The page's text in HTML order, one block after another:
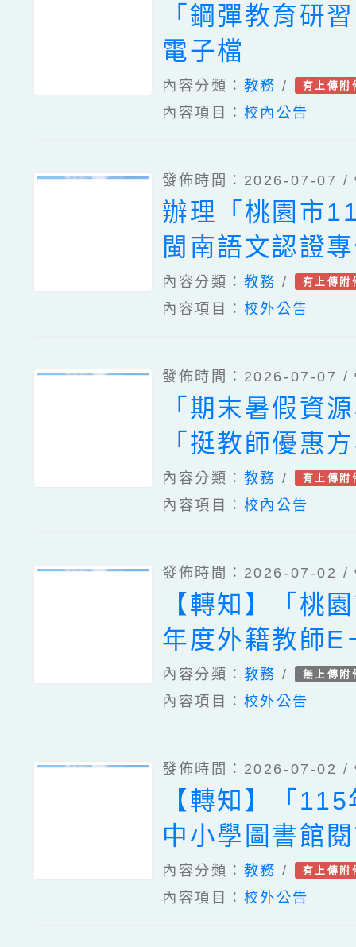
「鋼彈教育研
電子檔
內容分類： 教務 / 有上傳附
內容項目： 校內公告
發佈時間：2026-07-07 /
辦理「桃園市
閩南語文認證
師資培訓」研
資訊、「桃園
手暑期培訓營
「115年語文
語字音字形組
訓營」一案
內容分類： 教務 / 有上傳附
內容項目： 校外公告
發佈時間：2026-07-07 /
「期末暑假資
「挺教師優惠
內容分類： 教務 / 有上傳附
內容項目： 校內公告
發佈時間：2026-07-02 /
【轉知】「桃
年度外籍教師
會客室國小
間」，鼓勵學
內容分類： 教務 / 無上傳附
內容項目： 校外公告
發佈時間：2026-07-02 /
【轉知】「
中小學圖書館
師教育訓練—
（線上）」。
內容分類： 教務 / 有上傳附
內容項目： 校外公告